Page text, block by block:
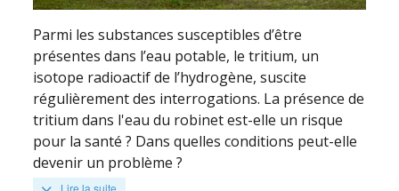
Parmi les substances susceptibles d’être
présentes dans l’eau potable, le tritium, un
isotope radioactif de l’hydrogène, suscite
régulièrement des interrogations. La présence de
tritium dans l'eau du robinet est-elle un risque
pour la santé ? Dans quelles conditions peut-elle
devenir un problème ?
Lire la suite